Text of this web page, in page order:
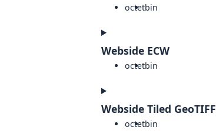
octetbin
Webside ECW
octetbin
Webside Tiled GeoTIFF
octetbin